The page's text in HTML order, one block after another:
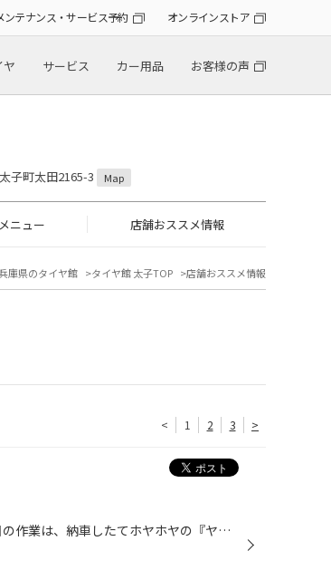
ンテナンス・サービス予約 オンラインストア
ヤ サービス カー用品 お客様の声
子町太田2165-3 Map
ニュー 店舗おススメ情報
庫県のタイヤ館 タイヤ館 太子TOP 店舗おススメ情報
< 1 2 3 >
こんにちは！タイヤ館太子店です（＾＾） 本日の作業は、納車したてホヤホヤの『ヤリスクロス』に 電装品をまとめて取り付け致しました。 取り付けしたのは アルパイン デジタルインナーミラー DVR-DM1046A-IC PIAA スレンダーホーン ユピテル レーザー&レーダー探知機「SUPER CAT」 ブリヂストン T...